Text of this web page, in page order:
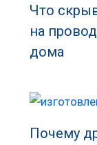
Что
на
дома
Почему